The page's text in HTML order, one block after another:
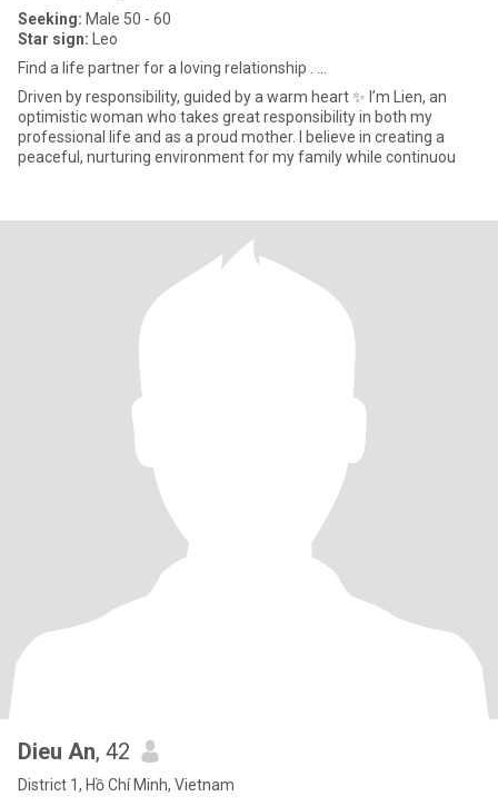
Seeking: Male 50 - 60
Star sign: Leo
Find a life partner for a loving relationship . ...
Driven by responsibility, guided by a warm heart ✨ I’m Lien, an
optimistic woman who takes great responsibility in both my
professional life and as a proud mother. I believe in creating a
peaceful, nurturing environment for my family while continuou
Dieu An, 42
District 1, Hồ Chí Minh, Vietnam